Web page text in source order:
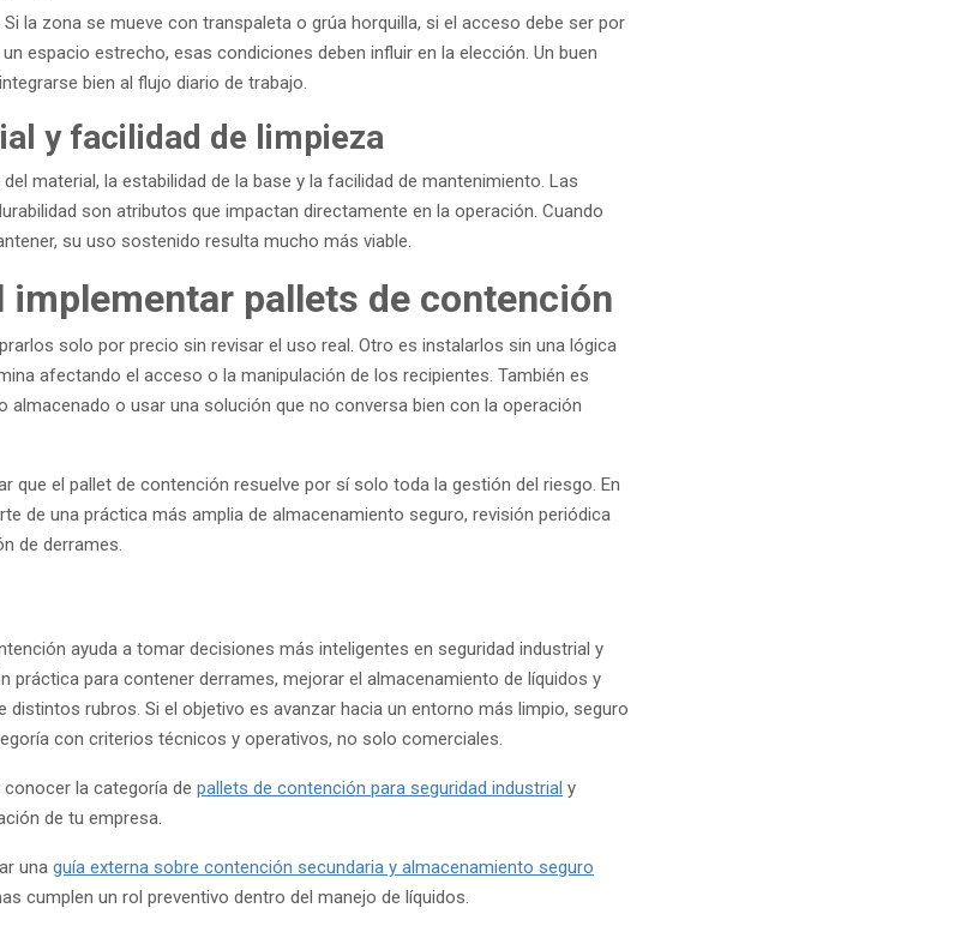
la zona se mueve con transpaleta o grúa horquilla, si el acceso debe ser por
espacio estrecho, esas condiciones deben influir en la elección. Un buen
bien al flujo diario de trabajo.
y facilidad de limpieza
material, la estabilidad de la base y la facilidad de mantenimiento. Las
son atributos que impactan directamente en la operación. Cuando
su uso sostenido resulta mucho más viable.
implementar pallets de contención
solo por precio sin revisar el uso real. Otro es instalarlos sin una lógica
afectando el acceso o la manipulación de los recipientes. También es
almacenado o usar una solución que no conversa bien con la operación
que el pallet de contención resuelve por sí solo toda la gestión del riesgo. En
de una práctica más amplia de almacenamiento seguro, revisión periódica
de derrames.
ayuda a tomar decisiones más inteligentes en seguridad industrial y
práctica para contener derrames, mejorar el almacenamiento de líquidos y
rubros. Si el objetivo es avanzar hacia un entorno más limpio, seguro
con criterios técnicos y operativos, no solo comerciales.
la categoría de pallets de contención para seguridad industrial y
de tu empresa.
una guía externa sobre contención secundaria y almacenamiento seguro
cumplen un rol preventivo dentro del manejo de líquidos.